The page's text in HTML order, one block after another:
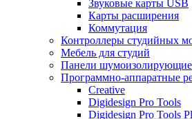
Звуковые карты USB
Карты расширения
Коммутация
Контроллеры студийных
Мебель для студий
Панели шумоизолирующие
Программно-аппаратные
Creative
Digidesign Pro Tools
Digidesign Pro Tools